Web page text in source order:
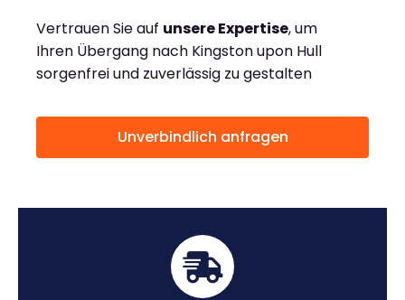
Vertrauen Sie auf unsere Expertise, um
Ihren Übergang nach Kingston upon Hull
sorgenfrei und zuverlässig zu gestalten
Unverbindlich anfragen